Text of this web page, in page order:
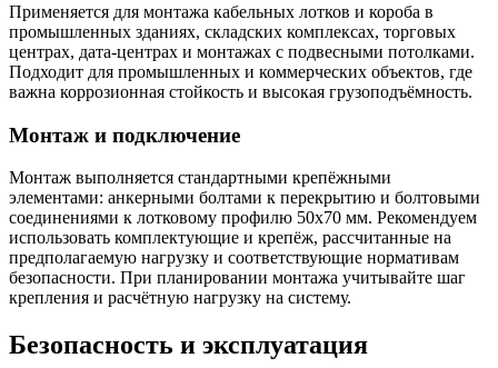
Применяется для монтажа кабельных лотков и короба в
промышленных зданиях, складских комплексах, торговых
центрах, дата-центрах и монтажах с подвесными потолками.
Подходит для промышленных и коммерческих объектов, где
важна коррозионная стойкость и высокая грузоподъёмность.
Монтаж и подключение
Монтаж выполняется стандартными крепёжными
элементами: анкерными болтами к перекрытию и болтовыми
соединениями к лотковому профилю 50х70 мм. Рекомендуем
использовать комплектующие и крепёж, рассчитанные на
предполагаемую нагрузку и соответствующие нормативам
безопасности. При планировании монтажа учитывайте шаг
крепления и расчётную нагрузку на систему.
Безопасность и эксплуатация